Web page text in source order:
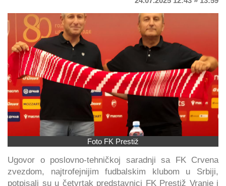
Foto FK Prestiž
Ugovor o poslovno-tehničkoj saradnji sa FK Crvena
zvezdom, najtrofejnijim fudbalskim klubom u Srbiji,
potpisali su u četvrtak predstavnici FK Prestiž Vranje i